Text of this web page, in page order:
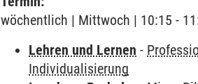
wöchentlich | Mittwoch | 10:15 -
Lehren und Lernen -
Individualisierung